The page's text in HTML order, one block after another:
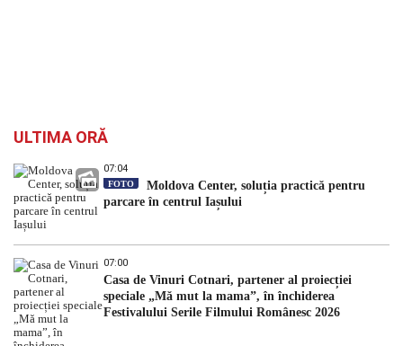
ULTIMA ORĂ
07:04
FOTO
Moldova Center, soluția practică pentru
parcare în centrul Iașului
07:00
Casa de Vinuri Cotnari, partener al proiecției
speciale „Mă mut la mama”, în închiderea
Festivalului Serile Filmului Românesc 2026